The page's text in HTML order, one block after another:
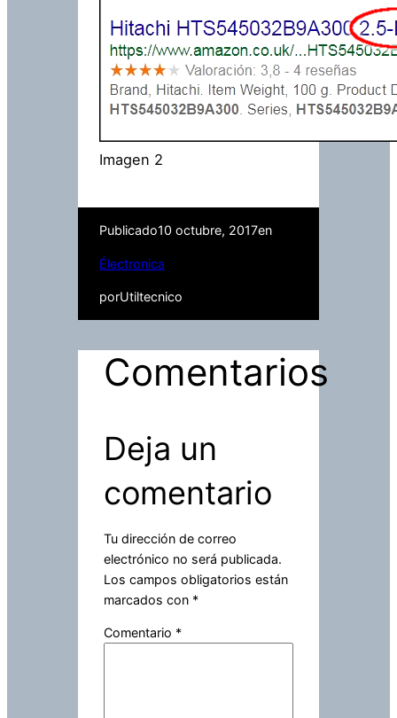
Imagen 2
Publicado10 octubre, 2017en
Électronica
porUtiltecnico
Comentarios
Deja un
comentario
Tu dirección de correo
electrónico no será publicada.
Los campos obligatorios están
marcados con *
Comentario *